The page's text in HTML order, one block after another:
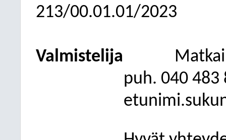
213/00.01.01/2023
Valmistelija
puh. 040 483